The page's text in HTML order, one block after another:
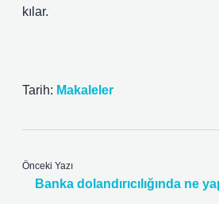
kılar.
Tarih: Makaleler
Önceki Yazı
Banka dolandırıcılığında ne